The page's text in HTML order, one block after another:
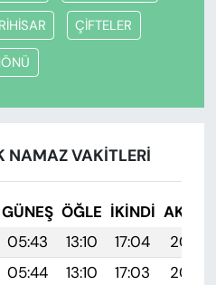
ÇİFTELER
NAMAZ VAKITLERI
GÜNEŞ ÖĞLE İKINDI
05:43 13:10 17:04
20:26
05:44 13:10 17:03
20:25